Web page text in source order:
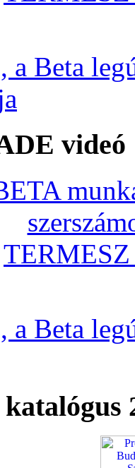
a Beta
videó
a Beta